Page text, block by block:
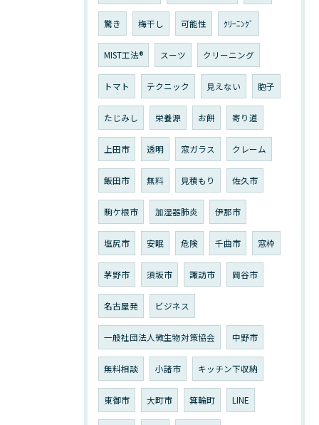
驚き 梅干し 可能性 ｸﾘｰﾆﾝｸﾞ
MIST工法® スーツ クリーニング
トマト テクニック 見えない 胞子
たじみし 栄養源 お餅 寄り道
上田市 透明 窓ガラス クレーム
飯田市 無料 見積もり 佐久市
駒ケ根市 加湿器肺炎 伊那市
塩尻市 安眠 危険 千曲市 窓枠
茅野市 須坂市 諏訪市 岡谷市
名古屋発 ビジネス
一般社団法人微生物対策協会 中野市
無料相談 小諸市 キッチン下収納
東御市 大町市 箕輪町 LINE